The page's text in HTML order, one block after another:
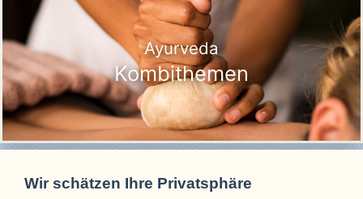
Ayurveda
Kombithemen
Wir schätzen Ihre Privatsphäre